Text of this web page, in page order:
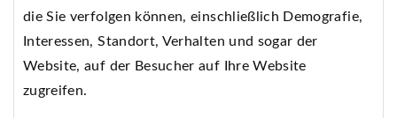
die Sie verfolgen können, einschließlich Demografie,
Interessen, Standort, Verhalten und sogar der
Website, auf der Besucher auf Ihre Website
zugreifen.